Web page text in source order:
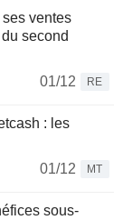
ventes
second
01/12
RE
: les
01/12
MT
sous-